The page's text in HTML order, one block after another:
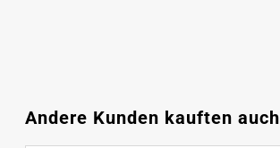
Produktgalerie überspringen
Andere Kunden kauften auch